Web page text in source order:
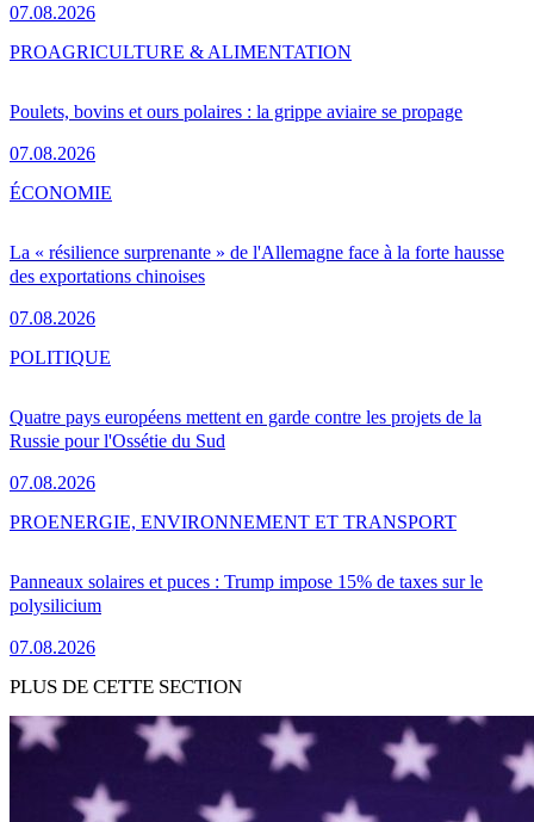
07.08.2026
Poulets, bovins et ours polaires : la grippe aviaire se propage
07.08.2026
PROAGRICULTURE & ALIMENTATION
La « résilience surprenante » de l'Allemagne face à la forte hausse
des exportations chinoises
07.08.2026
ÉCONOMIE
Quatre pays européens mettent en garde contre les projets de la
Russie pour l'Ossétie du Sud
07.08.2026
POLITIQUE
Panneaux solaires et puces : Trump impose 15% de taxes sur le
polysilicium
07.08.2026
PROENERGIE, ENVIRONNEMENT ET TRANSPORT
PLUS DE CETTE SECTION